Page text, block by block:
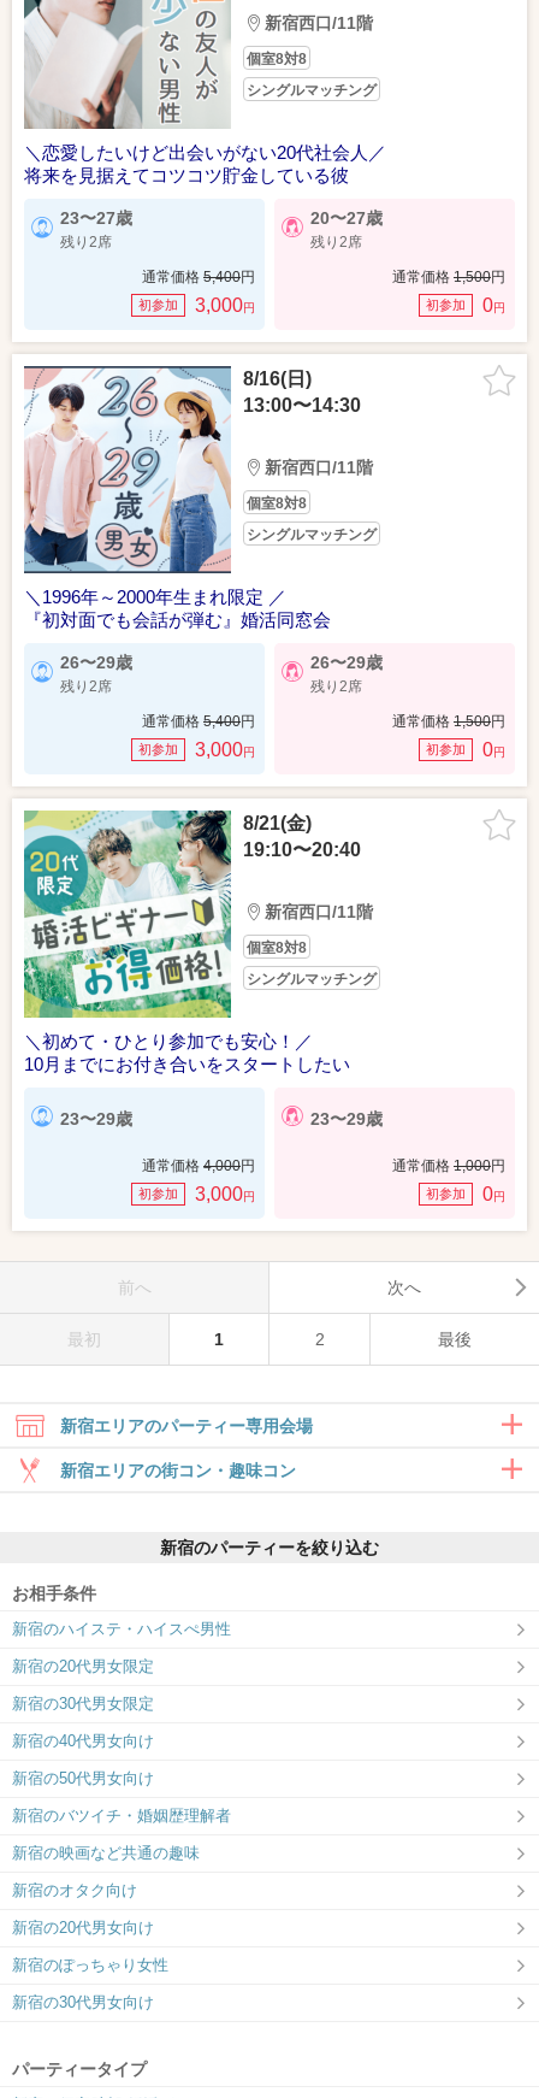
新宿西口/11階
個室8対8
シングルマッチング
＼恋愛したいけど出会いがない20代社会人／
将来を見据えてコツコツ貯金している彼
23〜27歳
残り2席
通常価格 5,400円
初参加 3,000円
20〜27歳
残り2席
通常価格 1,500円
初参加 0円
8/16(日)
13:00〜14:30
新宿西口/11階
個室8対8
シングルマッチング
＼1996年～2000年生まれ限定 ／
『初対面でも会話が弾む』婚活同窓会
26〜29歳
残り2席
通常価格 5,400円
初参加 3,000円
26〜29歳
残り2席
通常価格 1,500円
初参加 0円
8/21(金)
19:10〜20:40
新宿西口/11階
個室8対8
シングルマッチング
＼初めて・ひとり参加でも安心！／
10月までにお付き合いをスタートしたい
23〜29歳
通常価格 4,000円
初参加 3,000円
23〜29歳
通常価格 1,000円
初参加 0円
前へ 次へ
最初 1 2 最後
新宿エリアのパーティー専用会場
新宿西口ラウンジ11F
婚活初心者応援ラウンジ！
4月リニューアルオープン！ホテルライク
新宿/OAK LOUNGE
”1on1”で出会う事に特化した会場
格式のある大人の出会い場
新宿エリアの街コン・趣味コン
6対6～｜同じ趣味のお相手と出会える
新宿のパーティーを絞り込む
お相手条件
新宿のハイステ・ハイスぺ男性
新宿の20代男女限定
新宿の30代男女限定
新宿の40代男女向け
新宿の50代男女向け
新宿のバツイチ・婚姻歴理解者
新宿の映画など共通の趣味
新宿のオタク向け
新宿の20代男女向け
新宿のぽっちゃり女性
新宿の30代男女向け
パーティータイプ